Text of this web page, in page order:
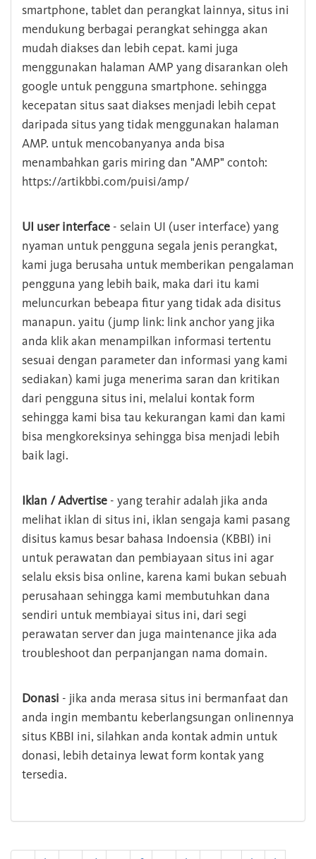
smartphone, tablet dan perangkat lainnya, situs ini
mendukung berbagai perangkat sehingga akan
mudah diakses dan lebih cepat. kami juga
menggunakan halaman AMP yang disarankan oleh
google untuk pengguna smartphone. sehingga
kecepatan situs saat diakses menjadi lebih cepat
daripada situs yang tidak menggunakan halaman
AMP. untuk mencobanyanya anda bisa
menambahkan garis miring dan "AMP" contoh:
https://artikbbi.com/puisi/amp/
UI user interface - selain UI (user interface) yang
nyaman untuk pengguna segala jenis perangkat,
kami juga berusaha untuk memberikan pengalaman
pengguna yang lebih baik, maka dari itu kami
meluncurkan bebeapa fitur yang tidak ada disitus
manapun. yaitu (jump link: link anchor yang jika
anda klik akan menampilkan informasi tertentu
sesuai dengan parameter dan informasi yang kami
sediakan) kami juga menerima saran dan kritikan
dari pengguna situs ini, melalui kontak form
sehingga kami bisa tau kekurangan kami dan kami
bisa mengkoreksinya sehingga bisa menjadi lebih
baik lagi.
Iklan / Advertise - yang terahir adalah jika anda
melihat iklan di situs ini, iklan sengaja kami pasang
disitus kamus besar bahasa Indoensia (KBBI) ini
untuk perawatan dan pembiayaan situs ini agar
selalu eksis bisa online, karena kami bukan sebuah
perusahaan sehingga kami membutuhkan dana
sendiri untuk membiayai situs ini, dari segi
perawatan server dan juga maintenance jika ada
troubleshoot dan perpanjangan nama domain.
Donasi - jika anda merasa situs ini bermanfaat dan
anda ingin membantu keberlangsungan onlinennya
situs KBBI ini, silahkan anda kontak admin untuk
donasi, lebih detainya lewat form kontak yang
tersedia.